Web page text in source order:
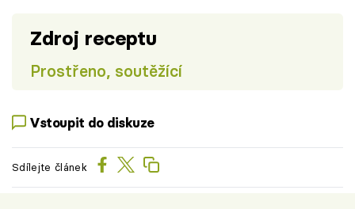
Zdroj receptu
Prostřeno, soutěžící
Vstoupit do diskuze
Sdílejte článek